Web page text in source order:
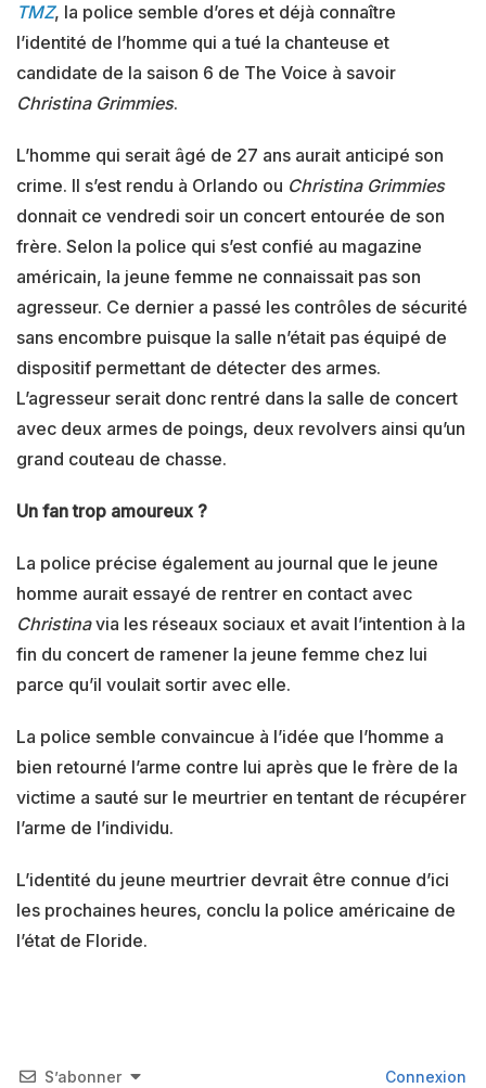
TMZ, la police semble d’ores et déjà connaître
l’identité de l’homme qui a tué la chanteuse et
candidate de la saison 6 de The Voice à savoir
Christina Grimmies.
L’homme qui serait âgé de 27 ans aurait anticipé son
crime. Il s’est rendu à Orlando ou Christina Grimmies
donnait ce vendredi soir un concert entourée de son
frère. Selon la police qui s’est confié au magazine
américain, la jeune femme ne connaissait pas son
agresseur. Ce dernier a passé les contrôles de sécurité
sans encombre puisque la salle n’était pas équipé de
dispositif permettant de détecter des armes.
L’agresseur serait donc rentré dans la salle de concert
avec deux armes de poings, deux revolvers ainsi qu’un
grand couteau de chasse.
Un fan trop amoureux ?
La police précise également au journal que le jeune
homme aurait essayé de rentrer en contact avec
Christinavia les réseaux sociaux et avait l’intention à la
fin du concert de ramener la jeune femme chez lui
parce qu’il voulait sortir avec elle.
La police semble convaincue à l’idée que l’homme a
bien retourné l’arme contre lui après que le frère de la
victime a sauté sur le meurtrier en tentant de récupérer
l’arme de l’individu.
L’identité du jeune meurtrier devrait être connue d’ici
les prochaines heures, conclu la police américaine de
l’état de Floride.
S’abonner Connexion